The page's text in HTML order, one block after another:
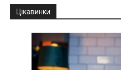
Цікавинки